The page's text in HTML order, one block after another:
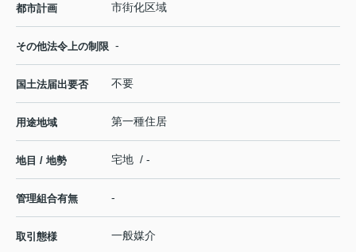
都市計画 市街化区域
その他法令上の制限 -
国土法届出要否 不要
用途地域 第一種住居
地目 / 地勢 宅地 / -
管理組合有無 -
取引態様 一般媒介